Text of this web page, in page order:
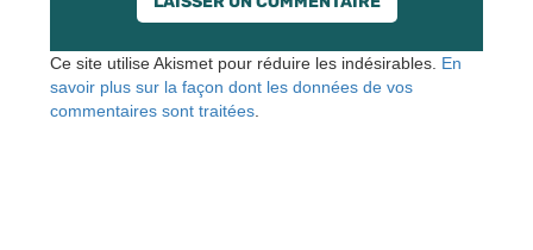
Ce site utilise Akismet pour réduire les indésirables. En
savoir plus sur la façon dont les données de vos
commentaires sont traitées